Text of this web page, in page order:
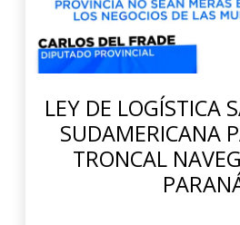
LEY DE LOGÍSTICA
SUDAMERICANA
TRONCAL